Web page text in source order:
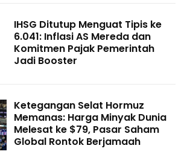
IHSG Ditutup Menguat Tipis ke
6.041: Inflasi AS Mereda dan
Komitmen Pajak Pemerintah
Jadi Booster
Ketegangan Selat Hormuz
Memanas: Harga Minyak Dunia
Melesat ke $79, Pasar Saham
Global Rontok Berjamaah